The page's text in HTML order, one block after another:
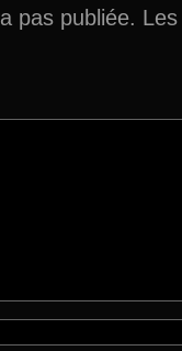
pas publiée.